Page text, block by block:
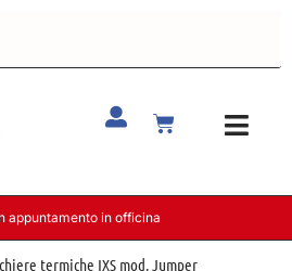
appuntamento in officina
termiche IXS mod. Jumper